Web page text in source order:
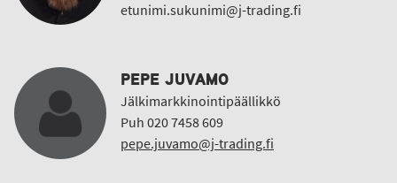
etunimi.sukunimi@j-trading.fi
PEPE JUVAMO
Jälkimarkkinointipäällikkö
Puh 020 7458 609
pepe.juvamo@j-trading.fi